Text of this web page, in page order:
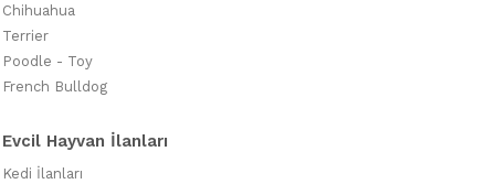
Chihuahua
Terrier
Poodle - Toy
French Bulldog
Evcil Hayvan İlanları
Kedi İlanları